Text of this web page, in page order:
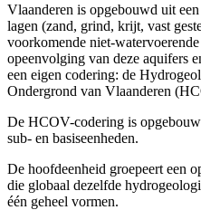
Vlaanderen is opgebouwd uit
lagen (zand, grind, krijt, vast
voorkomende niet-
opeenvolging van deze aquifers
een eigen codering: de
Ondergrond van Vlaanderen
De HCOV-codering is
sub- en basiseenheden.
De hoofdeenheid groepeert een
die globaal dezelfde
één geheel vormen.